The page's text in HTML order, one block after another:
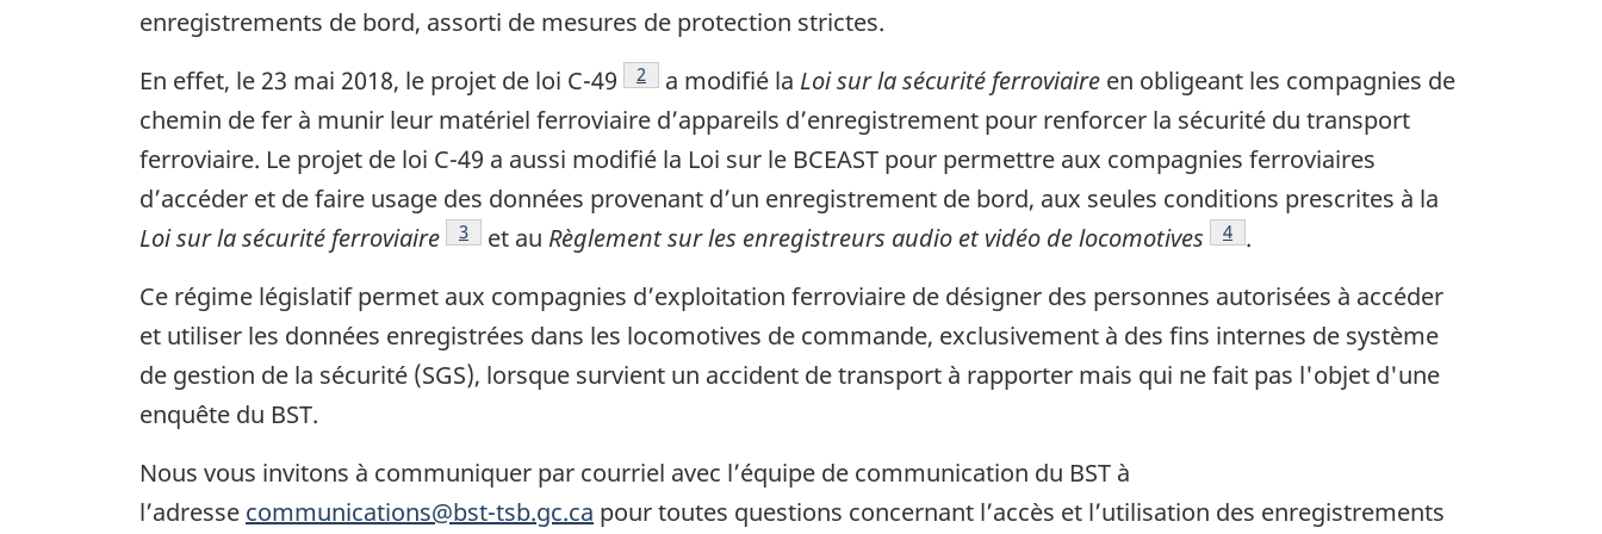
enregistrements de bord, assorti de mesures de protection strictes.
En effet, le 23 mai 2018, le projet de loi C-49
2 a modifié la Loi sur la sécurité ferroviaire en obligeant les compagnies de
chemin de fer à munir leur matériel ferroviaire d’appareils d’enregistrement pour renforcer la sécurité du transport
ferroviaire. Le projet de loi C-49 a aussi modifié la Loi sur le BCEAST pour permettre aux compagnies ferroviaires
d’accéder et de faire usage des données provenant d’un enregistrement de bord, aux seules conditions prescrites à la
Loi sur la sécurité ferroviaire
3 et au Règlement sur les enregistreurs audio et vidéo de locomotives 4 .
Ce régime législatif permet aux compagnies d’exploitation ferroviaire de désigner des personnes autorisées à accéder
et utiliser les données enregistrées dans les locomotives de commande, exclusivement à des fins internes de système
de gestion de la sécurité (SGS), lorsque survient un accident de transport à rapporter mais qui ne fait pas l'objet d'une
enquête du BST.
Nous vous invitons à communiquer par courriel avec l’équipe de communication du BST à
l’adresse communications@bst-tsb.gc.ca pour toutes questions concernant l’accès et l’utilisation des enregistrements